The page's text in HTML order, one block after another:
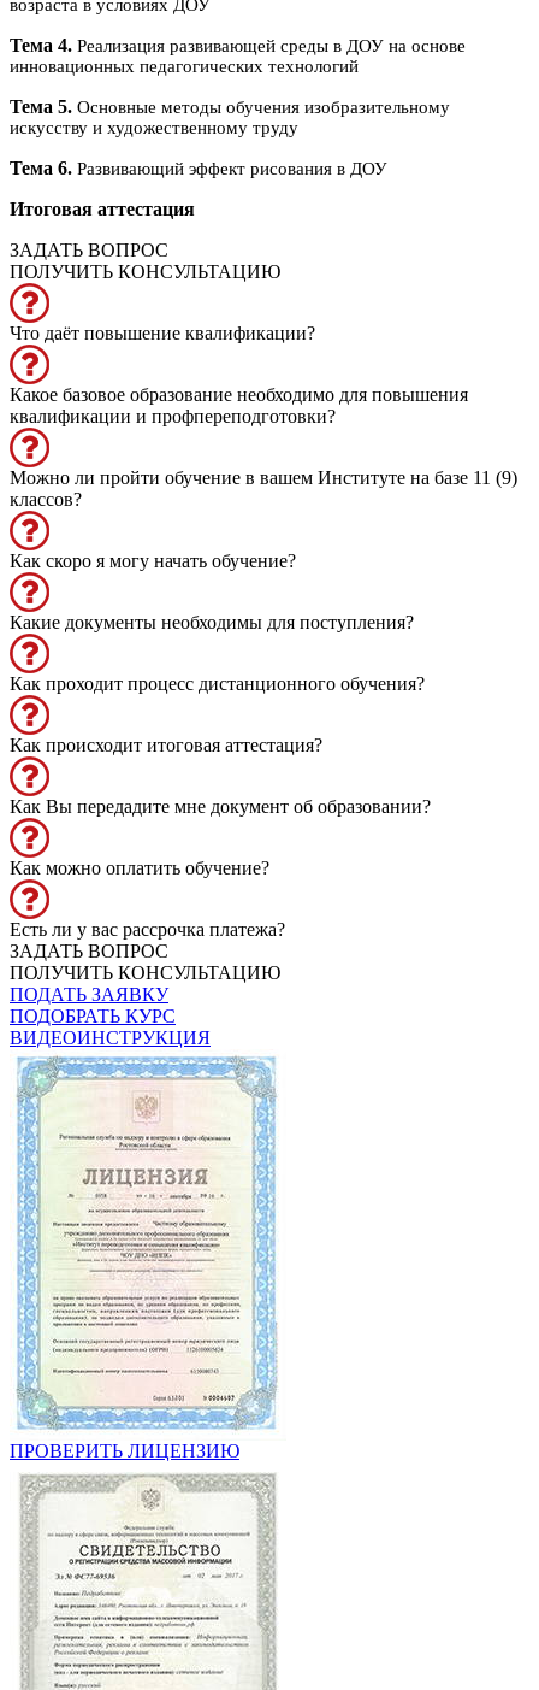
возраста в условиях ДОУ
Тема 4. Реализация развивающей среды в ДОУ на основе
инновационных педагогических технологий
Тема 5. Основные методы обучения изобразительному
искусству и художественному труду
Тема 6. Развивающий эффект рисования в ДОУ
Итоговая аттестация
ЗАДАТЬ ВОПРОС
ПОЛУЧИТЬ КОНСУЛЬТАЦИЮ
Что даёт повышение квалификации?
Какое базовое образование необходимо для повышения
квалификации и профпереподготовки?
Можно ли пройти обучение в вашем Институте на базе 11 (9)
классов?
Как скоро я могу начать обучение?
Какие документы необходимы для поступления?
Как проходит процесс дистанционного обучения?
Как происходит итоговая аттестация?
Как Вы передадите мне документ об образовании?
Как можно оплатить обучение?
Есть ли у вас рассрочка платежа?
ЗАДАТЬ ВОПРОС
ПОЛУЧИТЬ КОНСУЛЬТАЦИЮ
ПОДАТЬ ЗАЯВКУ
ПОДОБРАТЬ КУРС
ВИДЕОИНСТРУКЦИЯ
ПРОВЕРИТЬ ЛИЦЕНЗИЮ